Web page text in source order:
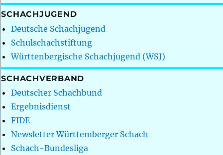
SCHACHJUGEND
Deutsche Schachjugend
Schulschachstiftung
Württenbergische Schachjugend (WSJ)
SCHACHVERBAND
Deutscher Schachbund
Ergebnisdienst
FIDE
Newsletter Württemberger Schach
Schach-Bundesliga